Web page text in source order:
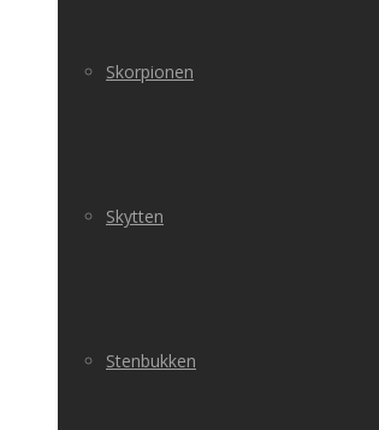
Skorpionen
Skytten
Stenbukken